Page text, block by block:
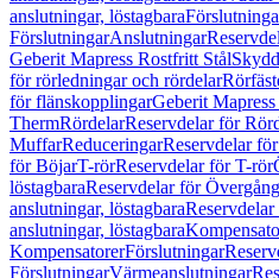
anslutningar, löstagbara
FörslutningarAnslutningar
Geberit Mapress Rostfritt Stål
för rörledningar och rördelar
för flänskopplingarGeberit
ThermRördelarReservdelar för
MuffarReduceringarReservdelar
för BöjarT-rörReservdelar för T-rör
löstagbaraReservdelar för
anslutningar, löstagbara
anslutningar, löstagbara
KompensatorerFörslutningar
FörslutningarVärmeanslutningar